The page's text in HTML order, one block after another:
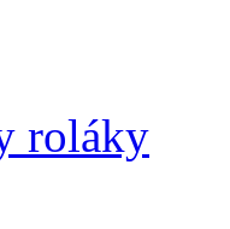
roláky